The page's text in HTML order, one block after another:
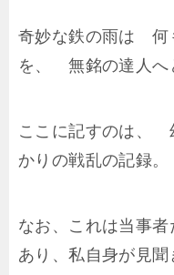
奇妙な鉄の雨は
を、 無銘の達人へ
ここに記すのは、
かりの戦乱の記録。
なお、これは当事
あり、私自身が見